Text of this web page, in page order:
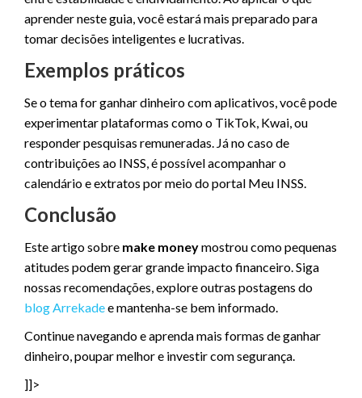
aprender neste guia, você estará mais preparado para
tomar decisões inteligentes e lucrativas.
Exemplos práticos
Se o tema for ganhar dinheiro com aplicativos, você pode
experimentar plataformas como o TikTok, Kwai, ou
responder pesquisas remuneradas. Já no caso de
contribuições ao INSS, é possível acompanhar o
calendário e extratos por meio do portal Meu INSS.
Conclusão
Este artigo sobre make moneymostrou como pequenas
atitudes podem gerar grande impacto financeiro. Siga
nossas recomendações, explore outras postagens do
blog Arrekadee mantenha-se bem informado.
Continue navegando e aprenda mais formas de ganhar
dinheiro, poupar melhor e investir com segurança.
]]>